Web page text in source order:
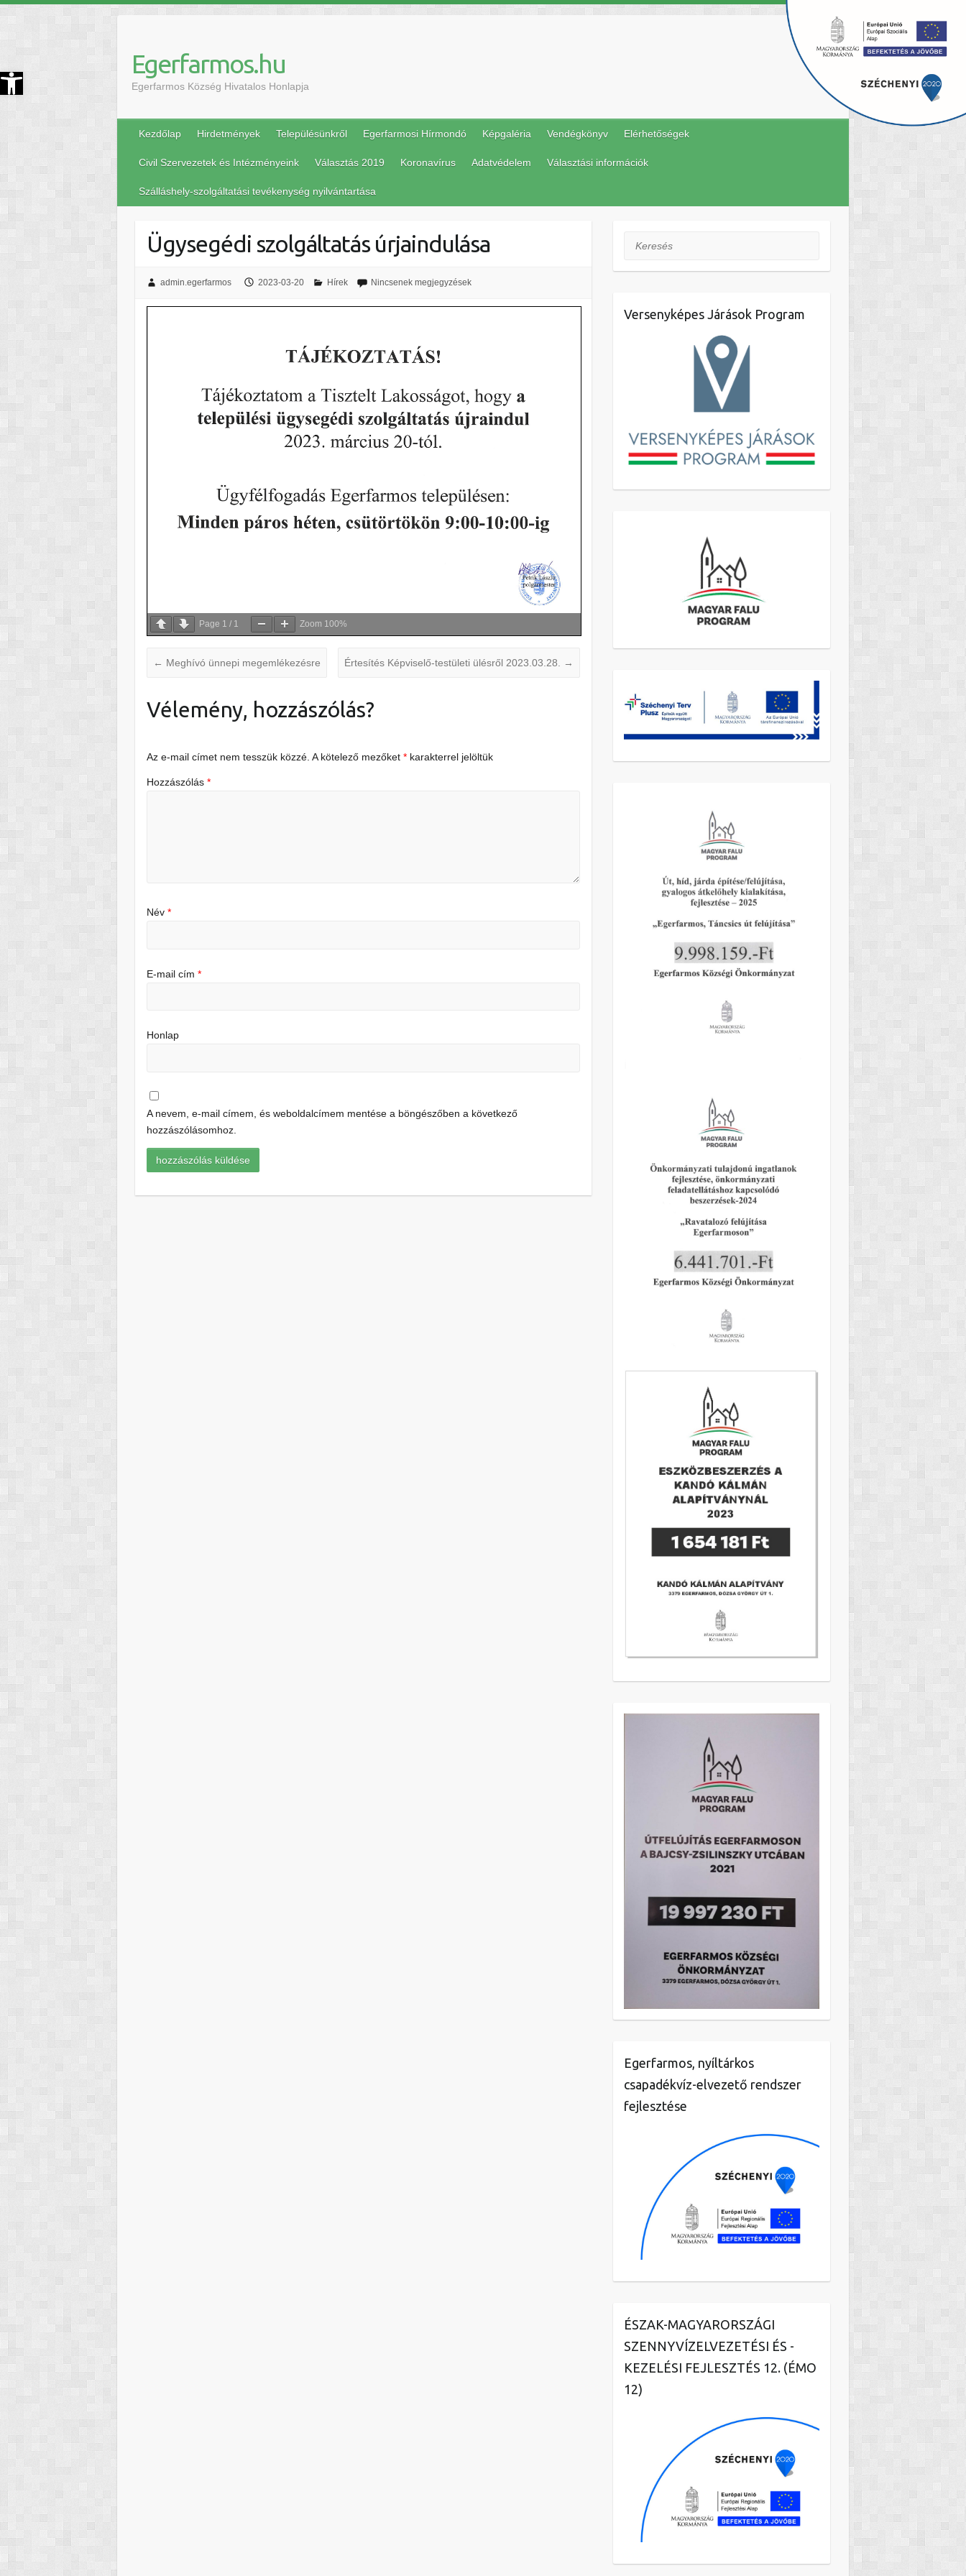
Eszköztár megnyitása Egerfarmos.hu
Egerfarmos Község Hivatalos Honlapja
Kezdőlap Hirdetmények Településünkről Egerfarmosi Hírmondó Képgaléria Vendégkönyv Elérhetőségek
Civil Szervezetek és Intézményeink Választás 2019 Koronavírus Adatvédelem Választási információk
Szálláshely-szolgáltatási tevékenység nyilvántartása
Ügysegédi szolgáltatás úrjaindulása
admin.egerfarmos 2023-03-20 Hírek Nincsenek megjegyzések
Page 1 / 1 Zoom 100%
← Meghívó ünnepi megemlékezésre Értesítés Képviselő-testületi ülésről 2023.03.28. →
Vélemény, hozzászólás?
Az e-mail címet nem tesszük közzé. A kötelező mezőket* karakterrel jelöltük
Hozzászólás*
Név*
E-mail cím*
Honlap
A nevem, e-mail címem, és weboldalcímem mentése a böngészőben a következő
hozzászólásomhoz.
Keresés
Versenyképes Járások Program
Egerfarmos, nyíltárkos
csapadékvíz-elvezető rendszer
fejlesztése
ÉSZAK-MAGYARORSZÁGI
SZENNYVÍZELVEZETÉSI ÉS -
KEZELÉSI FEJLESZTÉS 12. (ÉMO
12)